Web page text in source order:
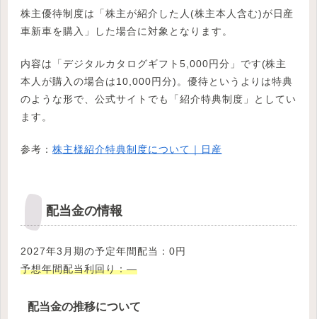
株主優待制度は「株主が紹介した人(株主本人含む)が日産
車新車を購入」した場合に対象となります。
内容は「デジタルカタログギフト5,000円分」です(株主
本人が購入の場合は10,000円分)。優待というよりは特典
のような形で、公式サイトでも「紹介特典制度」としてい
ます。
参考： 株主様紹介特典制度について｜日産
配当金の情報
2027年3月期の予定年間配当：0円
予想年間配当利回り：—
配当金の推移について